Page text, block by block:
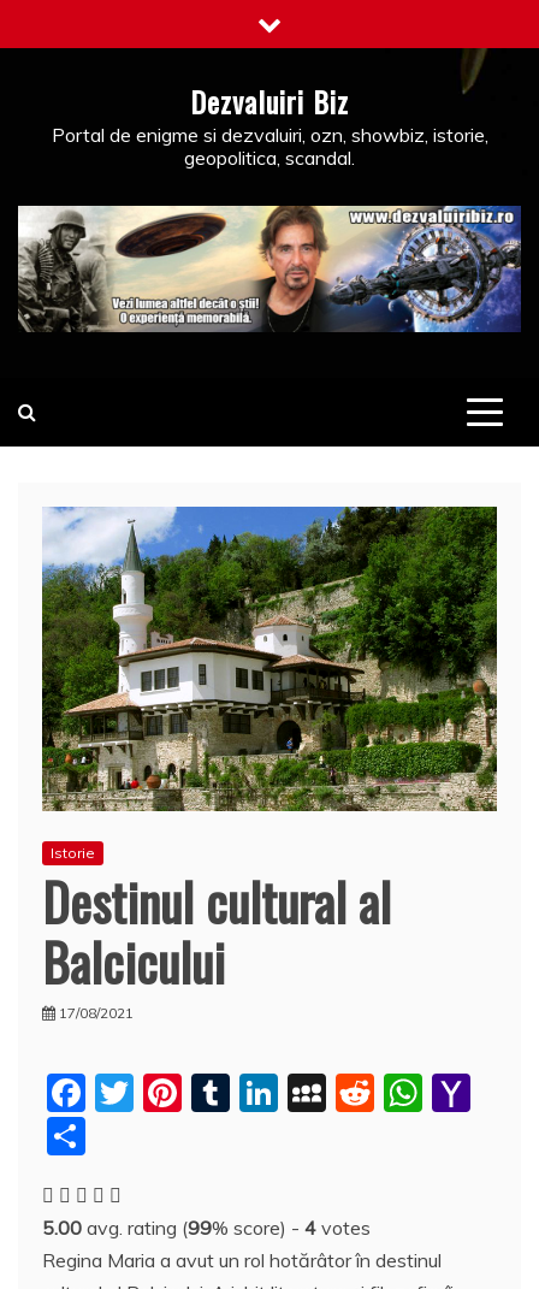
to
Dezvaluiri Biz
Portal de enigme si dezvaluiri, ozn, showbiz, istorie,
geopolitica, scandal.
Istorie
Destinul cultural al
Balcicului
17/08/2021
F
e
b
T
Pi
e
st
T
r
Li
dI
M
a
R
t
W
A
rt
aj
5.00 avg. rating (99% score) - 4 votes
Regina Maria a avut un rol hotărâtor în destinul